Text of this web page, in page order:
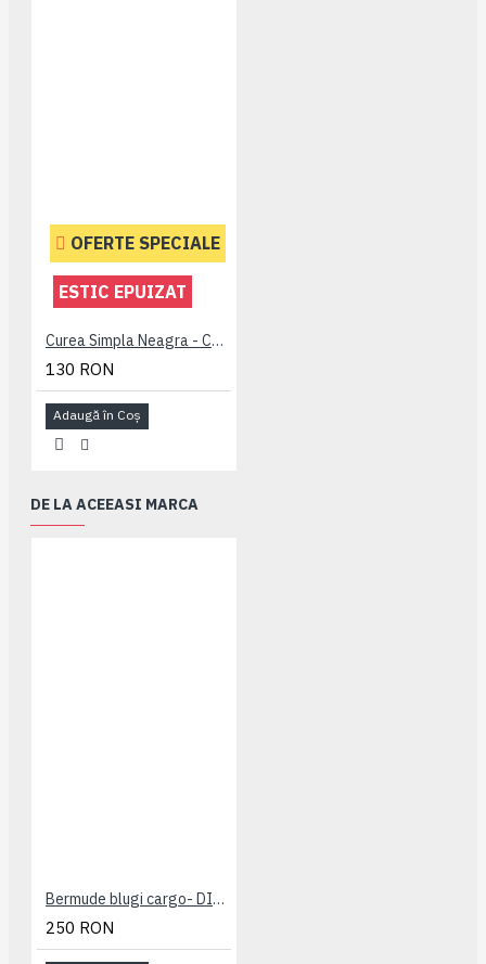
OFERTE SPECIALE
ESTIC EPUIZAT
Curea Simpla Neagra - CUREA PLAIN NEAGRA - 2XL 3XL 4XL 5XL 6XL 7XL
130 RON
Adaugă în Coş
DE LA ACEEASI MARCA
Bermude blugi cargo- DITO B - MID USED - 2XL 3XL 4XL 5XL 6XL 7XL
250 RON